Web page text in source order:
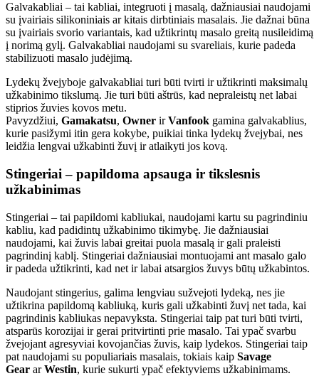
Galvakabliai – tai kabliai, integruoti į masalą, dažniausiai naudojami
su įvairiais silikoniniais ar kitais dirbtiniais masalais. Jie dažnai būna
su įvairiais svorio variantais, kad užtikrintų masalo greitą nusileidimą
į norimą gylį. Galvakabliai naudojami su svareliais, kurie padeda
stabilizuoti masalo judėjimą.
Lydekų žvejyboje galvakabliai turi būti tvirti ir užtikrinti maksimalų
užkabinimo tikslumą. Jie turi būti aštrūs, kad nepraleistų net labai
stiprios žuvies kovos metu.
Pavyzdžiui, Gamakatsu, Owner irVanfook gamina galvakablius,
kurie pasižymi itin gera kokybe, puikiai tinka lydekų žvejybai, nes
leidžia lengvai užkabinti žuvį ir atlaikyti jos kovą.
Stingeriai – papildoma apsauga ir tikslesnis
užkabinimas
Stingeriai – tai papildomi kabliukai, naudojami kartu su pagrindiniu
kabliu, kad padidintų užkabinimo tikimybę. Jie dažniausiai
naudojami, kai žuvis labai greitai puola masalą ir gali praleisti
pagrindinį kablį. Stingeriai dažniausiai montuojami ant masalo galo
ir padeda užtikrinti, kad net ir labai atsargios žuvys būtų užkabintos.
Naudojant stingerius, galima lengviau sužvejoti lydeką, nes jie
užtikrina papildomą kabliuką, kuris gali užkabinti žuvį net tada, kai
pagrindinis kabliukas nepavyksta. Stingeriai taip pat turi būti tvirti,
atsparūs korozijai ir gerai pritvirtinti prie masalo. Tai ypač svarbu
žvejojant agresyviai kovojančias žuvis, kaip lydekos. Stingeriai taip
pat naudojami su populiariais masalais, tokiais kaip Savage
Gear arWestin, kurie sukurti ypač efektyviems užkabinimams.